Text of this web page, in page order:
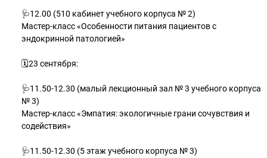
🩺12.00 (510 кабинет учебного корпуса № 2)
Мастер-класс «Особенности питания пациентов с
эндокринной патологией»
🗓23 сентября:
🩺11.50-12.30 (малый лекционный зал № 3 учебного корпуса
№ 3)
Мастер-класс «Эмпатия: экологичные грани сочувствия и
содействия»
🩺11.50-12.30 (5 этаж учебного корпуса № 3)